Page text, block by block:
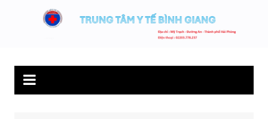
dung
Trung tâm y tế
Hết lòng phục vụ người bệnh và sức khỏe cộng đồng.